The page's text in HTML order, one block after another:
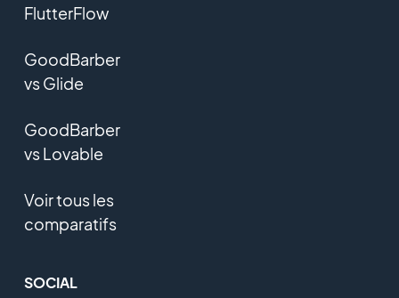
FlutterFlow
GoodBarber
vs Glide
GoodBarber
vs Lovable
Voir tous les
comparatifs
SOCIAL